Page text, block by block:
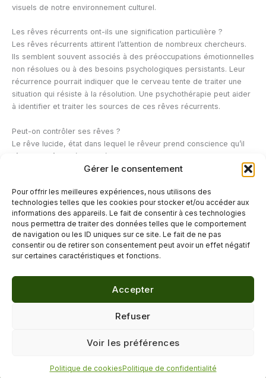
Gérer le consentement
Pour offrir les meilleures expériences, nous utilisons des
technologies telles que les cookies pour stocker et/ou accéder aux
informations des appareils. Le fait de consentir à ces technologies
nous permettra de traiter des données telles que le comportement
de navigation ou les ID uniques sur ce site. Le fait de ne pas
consentir ou de retirer son consentement peut avoir un effet négatif
sur certaines caractéristiques et fonctions.
Accepter
Refuser
Voir les préférences
Politique de cookiesPolitique de confidentialité
visuels de notre environnement culturel.
Les rêves récurrents ont-ils une signification particulière ?
Les rêves récurrents attirent l’attention de nombreux chercheurs.
Ils semblent souvent associés à des préoccupations émotionnelles
non résolues ou à des besoins psychologiques persistants. Leur
récurrence pourrait indiquer que le cerveau tente de traiter une
situation qui résiste à la résolution. Une psychothérapie peut aider
à identifier et traiter les sources de ces rêves récurrents.
Peut-on contrôler ses rêves ?
Le rêve lucide, état dans lequel le rêveur prend conscience qu’il
rêve, peut être développé avec de la pratique. Des techniques
comme la vérification de réalité pendant la journée ou la méthode
fréquence des rêves lucides. Environ 55 % des personnes
déclarent avoir vécu au moins un rêve lucide au cours de leur vie.
←Article précédent Article suivant→
Confidentialité·